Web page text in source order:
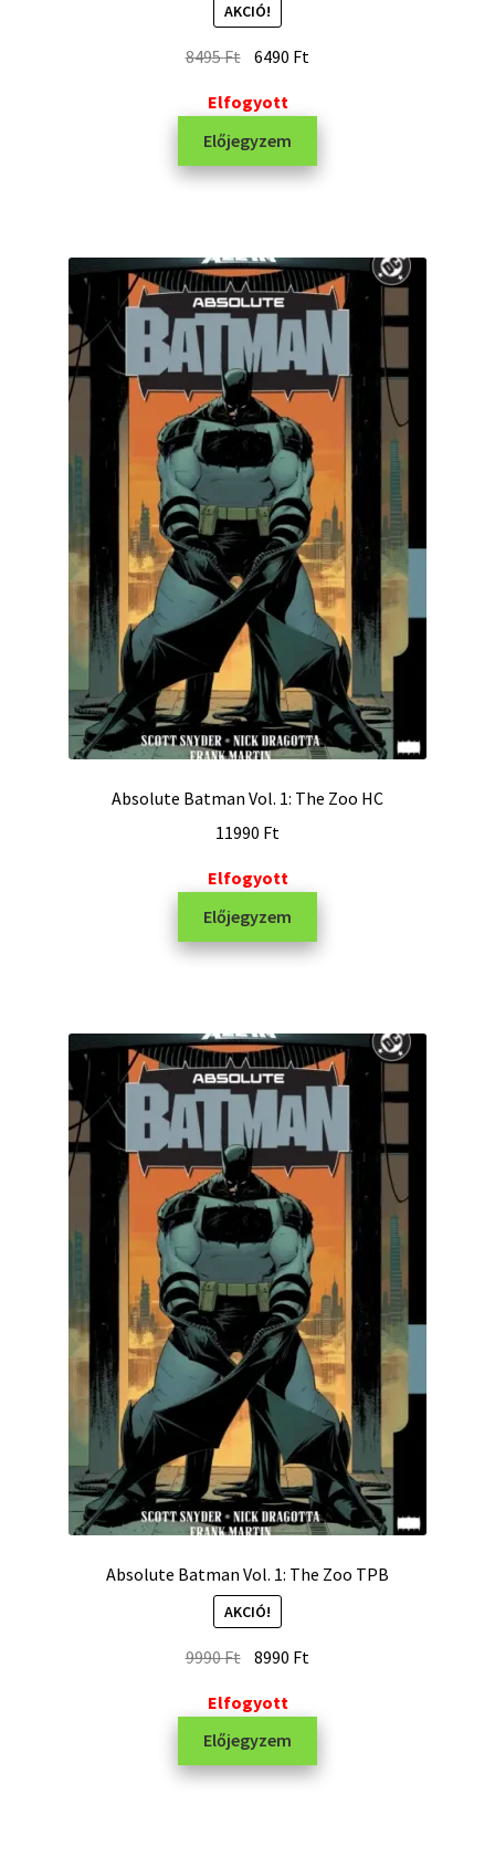
AKCIÓ!
8495Ft 6490 Ft
Elfogyott
Előjegyzem
Absolute Batman Vol. 1: The Zoo HC
11990 Ft
Elfogyott
Előjegyzem
Absolute Batman Vol. 1: The Zoo TPB
AKCIÓ!
9990Ft 8990 Ft
Elfogyott
Előjegyzem